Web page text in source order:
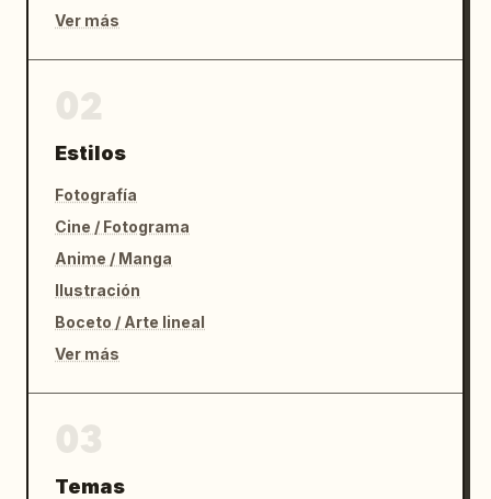
Ver más
Estilos
Fotografía
Cine / Fotograma
Anime / Manga
Ilustración
Boceto / Arte lineal
Ver más
Temas